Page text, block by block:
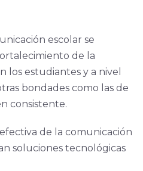
escolar se
de la
los estudiantes y a nivel
bondades como las de
consistente.
de la comunicación
soluciones tecnológicas